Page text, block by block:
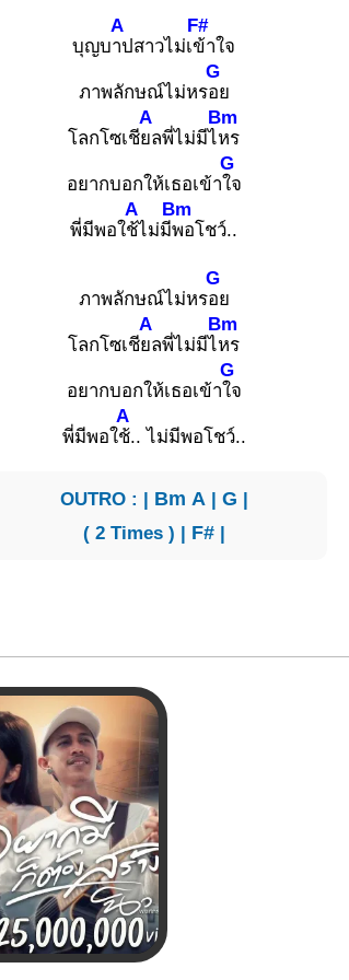
บุญบ
A
าปสาวไม่เ
F#
ข้าใจ
ภาพลักษณ์ไม่หร
G
อย
โลกโซเชี
A
ยลพี่ไม่มีไ
Bm
หร
อยากบอกให้เธอเข้า
G
ใจ
พี่มีพอใ
A
ช้ไม่มี
Bm
พอโชว์..
ภาพลักษณ์ไม่หร
G
อย
โลกโซเชี
A
ยลพี่ไม่มีไ
Bm
หร
อยากบอกให้เธอเข้า
G
ใจ
พี่มีพอใ
A
ช้.. ไม่มีพอโชว์..
OUTRO : | Bm A | G |
( 2 Times ) | F#|